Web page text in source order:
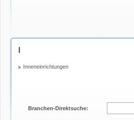
Inneneinrichtungen
Branchen-Direktsuche: